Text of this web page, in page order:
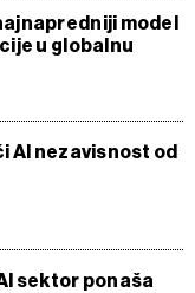
model
u globalnu
AI nezavisnost od
sektor ponaša